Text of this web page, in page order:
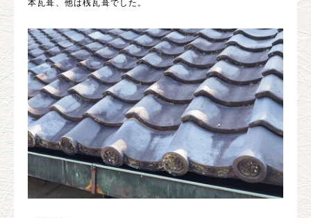
本瓦葺、他は桟瓦葺でした。